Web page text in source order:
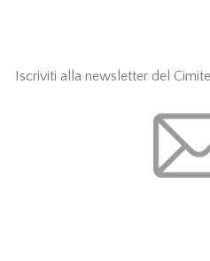
Iscriviti alla newsletter del